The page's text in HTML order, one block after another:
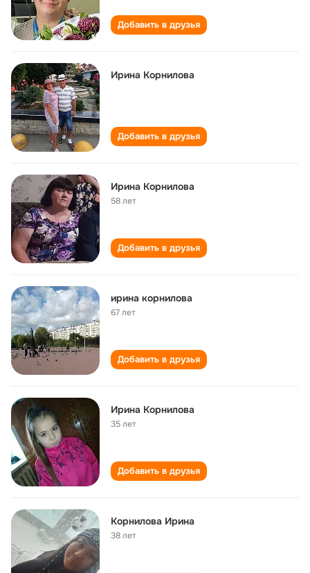
Добавить в друзья
Ирина Корнилова
Добавить в друзья
Ирина Корнилова
58 лет
Добавить в друзья
ирина корнилова
67 лет
Добавить в друзья
Ирина Корнилова
35 лет
Добавить в друзья
Корнилова Ирина
38 лет